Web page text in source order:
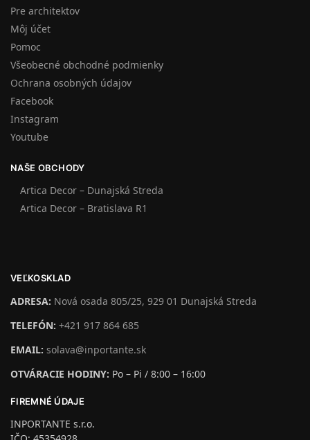
Pre architektov
Môj účet
Pomoc
Všeobecné obchodné podmienky
Ochrana osobných údajov
Facebook
Instagram
Youtube
NAŠE OBCHODY
Artica Decor – Dunajská Streda
Artica Decor – Bratislava R1
VEĽKOSKLAD
ADRESA: Nová osada 805/25, 929 01 Dunajská Streda
TELEFÓN: +421 917 864 685
EMAIL: solava@inportante.sk
OTVÁRACIE HODINY: Po – Pi / 8:00 – 16:00
FIREMNÉ ÚDAJE
INPORTANTE s.r.o.